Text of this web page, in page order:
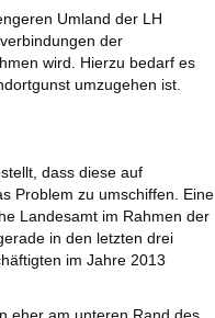
Umland der LH
der
wird. Hierzu bedarf es
umzugehen ist.
dass diese auf
Problem zu umschiffen. Eine
Landesamt im Rahmen der
in den letzten drei
im Jahre 2013